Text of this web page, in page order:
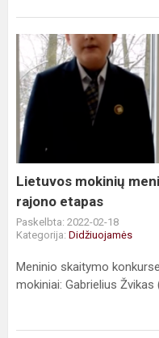
Lietuvos
mokinių
meninio
skaitymo
konkurso
rajono
etapas
Lietuvos mokinių
rajono etapas
Paskelbta: 2022-02-18
Kategorija: Didžiuojamės
Meninio skaitymo
mokiniai: Gabrielius Žvikas